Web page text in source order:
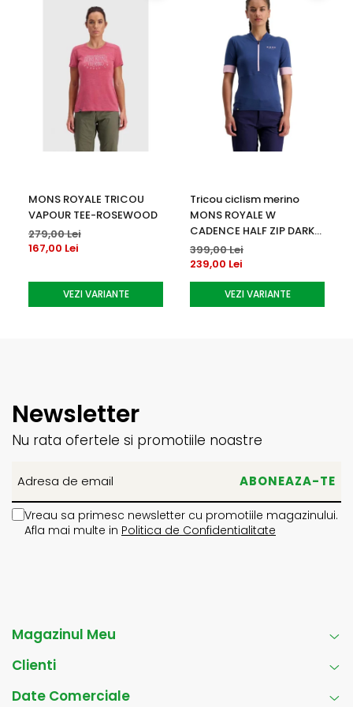
MONS ROYALE TRICOU
VAPOUR TEE-ROSEWOOD
279,00 Lei
167,00 Lei
VEZI VARIANTE
Tricou ciclism merino
MONS ROYALE W
CADENCE HALF ZIP DARK
DENIM
399,00 Lei
239,00 Lei
VEZI VARIANTE
Newsletter
Nu rata ofertele si promotiile noastre
Vreau sa primesc newsletter cu promotiile magazinului.
Afla mai multe in Politica de Confidentialitate
Magazinul Meu
Clienti
Date Comerciale